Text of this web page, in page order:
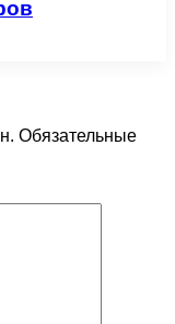
Обязательные